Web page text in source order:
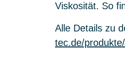
Viskosität. So
Alle Details zu
tec.de/